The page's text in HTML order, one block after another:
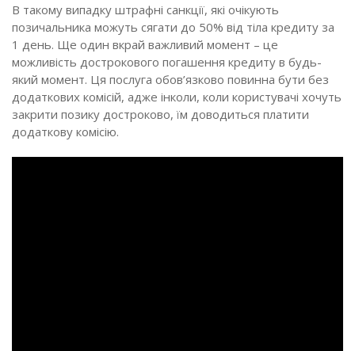
В такому випадку штрафні санкції, які очікують
позичальника можуть сягати до 50% від тіла кредиту за
1 день. Ще один вкрай важливий момент – це
можливість дострокового погашення кредиту в будь-
який момент. Ця послуга обов’язково повинна бути без
додаткових комісій, адже інколи, коли користувачі хочуть
закрити позику достроково, їм доводиться платити
додаткову комісію.